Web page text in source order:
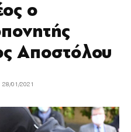
ο
Αποστόλου
28/01/2021